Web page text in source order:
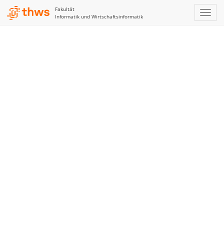
Fakultät
Informatik und Wirtschaftsinformatik